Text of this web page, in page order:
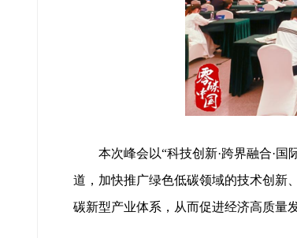
本次峰会以“科技创新·跨界融合·国
道，加快推广绿色低碳领域的技术创新
碳新型产业体系，从而促进经济高质量